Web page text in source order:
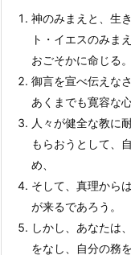
神のみまえと、生
ト・イエスのみま
おごそかに命じる。
御言を宣べ伝えな
あくまでも寛容な
人々が健全な教に
もらおうとして、
め、
そして、真理から
が来るであろう。
しかし、あなたは
をなし、自分の務